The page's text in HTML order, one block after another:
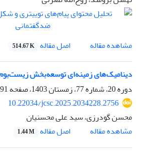
مشاهده مقاله اصل مقاله 514.67 K
دینامیک‌های زمینه‌ای توسعه‌بخش
دوره 20، شماره 77، زمستان 1403، صفحه
91-150
10.22034/jcsc.2025.2034228.2756
محسن گودرزی، سید علی محسنیان
مشاهده مقاله
اصل مقاله 1.44 M